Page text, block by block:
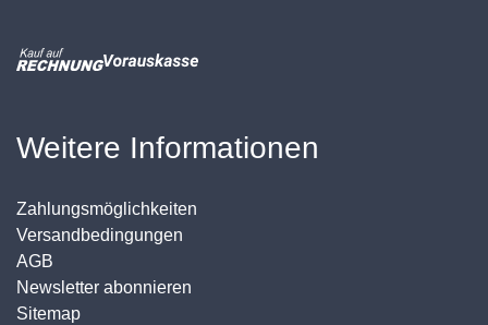
Weitere Informationen
Zahlungsmöglichkeiten
Versandbedingungen
AGB
Newsletter abonnieren
Sitemap